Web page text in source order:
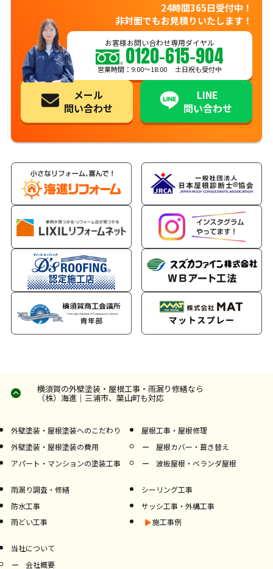
24時間365日受付中！
非対面でもお見積りいたします！
お客様お問い合わせ専用ダイヤル
0120-615-904
営業時間：9:00〜18:00 土日祝も受付中
メール
問い合わせ
LINE
問い合わせ
横須賀の外壁塗装・屋根工事・雨漏り修繕なら
（株）海進｜三浦市、葉山町も対応
外壁塗装・屋根塗装へのこだわり
外壁塗装・屋根塗装の費用
アパート・マンションの塗装工事
屋根工事・屋根修理
屋根カバー・葺き替え
波板屋根・ベランダ屋根
雨漏り調査・修繕
防水工事
雨どい工事
シーリング工事
サッシ工事・外構工事
施工事例
当社について
会社概要